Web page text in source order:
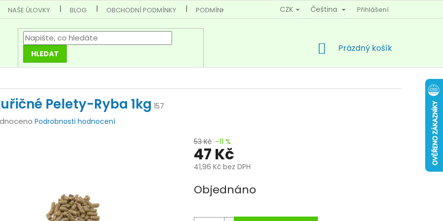
NAŠE ÚLOVKY BLOG OBCHODNÍ PODMÍNKY PODMÍNKY OCHRANY OSOBNÍCH ÚDAJŮ KONTAKTY
CZK Čeština Přihlášení
HLEDAT
NÁKUPNÍ
Prázdný košík
Pelety-Ryba 1kg 157
Podrobnosti hodnocení
53 Kč –11 %
47 Kč
41,96 Kč bez DPH
cena:
Objednáno